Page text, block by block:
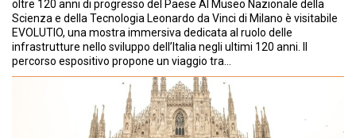
oltre 120 anni di progresso del Paese Al Museo Nazionale della
Scienza e della Tecnologia Leonardo da Vinci di Milano è visitabile
EVOLUTIO, una mostra immersiva dedicata al ruolo delle
infrastrutture nello sviluppo dell’Italia negli ultimi 120 anni. Il
percorso espositivo propone un viaggio tra…